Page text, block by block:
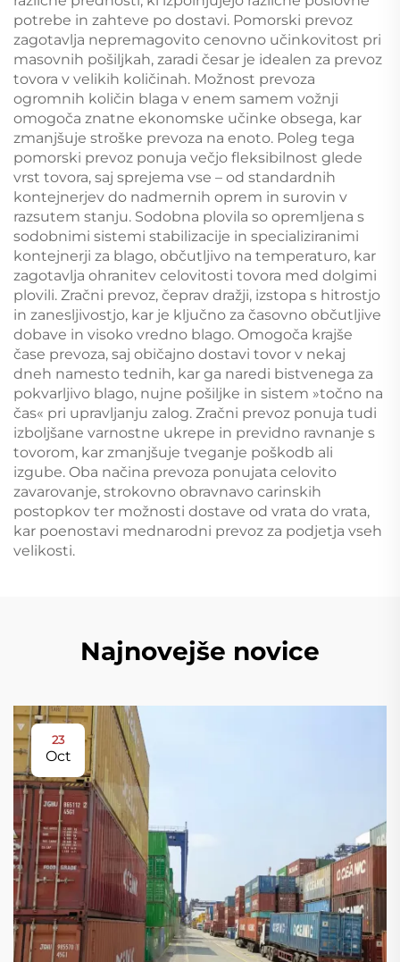
potrebe in zahteve po dostavi. Pomorski prevoz
zagotavlja nepremagovito cenovno učinkovitost pri
masovnih pošiljkah, zaradi česar je idealen za prevoz
tovora v velikih količinah. Možnost prevoza
ogromnih količin blaga v enem samem vožnji
omogoča znatne ekonomske učinke obsegа, kar
zmanjšuje stroške prevoza na enoto. Poleg tega
pomorski prevoz ponuja večjo fleksibilnost glede
vrst tovora, saj sprejema vse – od standardnih
kontejnerjev do nadmernih oprem in surovin v
razsutem stanju. Sodobna plovila so opremljena s
sodobnimi sistemi stabilizacije in specializiranimi
kontejnerji za blago, občutljivo na temperaturo, kar
zagotavlja ohranitev celovitosti tovora med dolgimi
plovili. Zračni prevoz, čeprav dražji, izstopa s hitrostjo
in zanesljivostjo, kar je ključno za časovno občutljive
dobave in visoko vredno blago. Omogoča krajše
čase prevoza, saj običajno dostavi tovor v nekaj
dneh namesto tednih, kar ga naredi bistvenega za
pokvarljivo blago, nujne pošiljke in sistem »točno na
čas« pri upravljanju zalog. Zračni prevoz ponuja tudi
izboljšane varnostne ukrepe in previdno ravnanje s
tovorom, kar zmanjšuje tveganje poškodb ali
izgube. Oba načina prevoza ponujata celovito
zavarovanje, strokovno obravnavo carinskih
postopkov ter možnosti dostave od vrata do vrata,
kar poenostavi mednarodni prevoz za podjetja vseh
velikosti.
Najnovejše novice
23
Oct